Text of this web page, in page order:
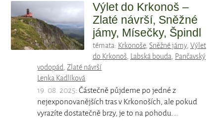
Výlet do Krkonoš –
Zlaté návrší, Sněžné
jámy, Mísečky, Špindl
témata: Krkonoše, Sněžné jámy, Výlet
do Krkonoš, Labská bouda, Pančavský
vodopád,Zlaté návrší
Lenka Kadlíková
19. 08. 2025: Částečně půjdeme po jedné z
nejexponovanějších tras v Krkonoších, ale pokud
vyrazíte dostatečně brzy, je to na pohodu.…